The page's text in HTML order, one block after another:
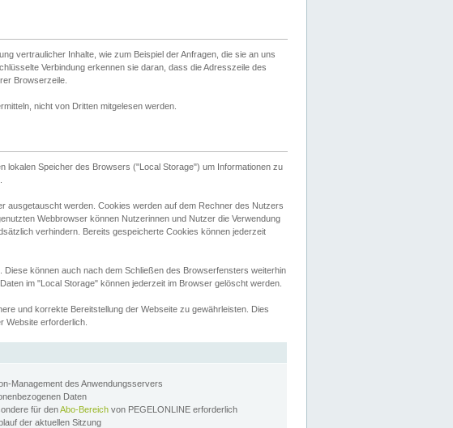
vertraulicher Inhalte, wie zum Beispiel der Anfragen, die sie an uns
Verbindung erkennen sie daran, dass die Adresszeile des
Browserzeile.
nicht von Dritten mitgelesen werden.
lokalen Speicher des Browsers ("Local Storage") um Informationen zu
ausgetauscht werden. Cookies werden auf dem Rechner des Nutzers
Webbrowser können Nutzerinnen und Nutzer die Verwendung
verhindern. Bereits gespeicherte Cookies können jederzeit
können auch nach dem Schließen des Browserfensters weiterhin
im "Local Storage" können jederzeit im Browser gelöscht werden.
und korrekte Bereitstellung der Webseite zu gewährleisten. Dies
Website erforderlich.
Management des Anwendungsservers
Daten
für denAbo-Bereich von PEGELONLINE erforderlich
der aktuellen Sitzung